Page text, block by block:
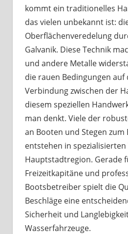
kommt ein traditionelles
das vielen unbekannt ist:
Oberflächenveredelung
Galvanik. Diese Technik
und andere Metalle
die rauen Bedingungen auf
Verbindung zwischen der
diesem speziellen
man denkt. Viele der
an Booten und Stegen zum
entstehen in
Hauptstadtregion. Gerade
Freizeitkapitäne und
Bootsbetreiber spielt die
Beschläge eine
Sicherheit und
Wasserfahrzeuge.